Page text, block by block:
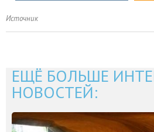
Источник
ЕЩЁ БОЛЬШЕ
НОВОСТЕЙ: